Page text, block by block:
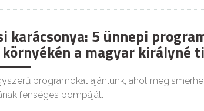
karácsonya: 5 ünnepi
környékén a magyar királyné
programokat ajánlunk, ahol
fenséges pompáját.